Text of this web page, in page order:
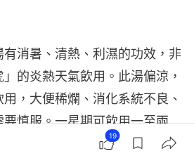
消暑、清熱、利濕的功效，非
的炎熱天氣飲用。此湯偏涼，
，大便稀爛、消化系統不良、
慎服。一星期可飲用一至兩
19